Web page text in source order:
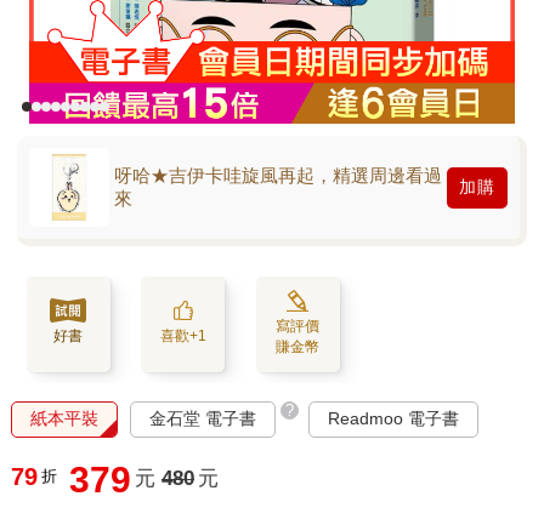
呀哈★吉伊卡哇旋風再起，精選周邊看過
來
加購
好書 喜歡+1
寫評價
賺金幣
紙本平裝 金石堂 電子書 ? Readmoo 電子書
79 折 379 元 480 元